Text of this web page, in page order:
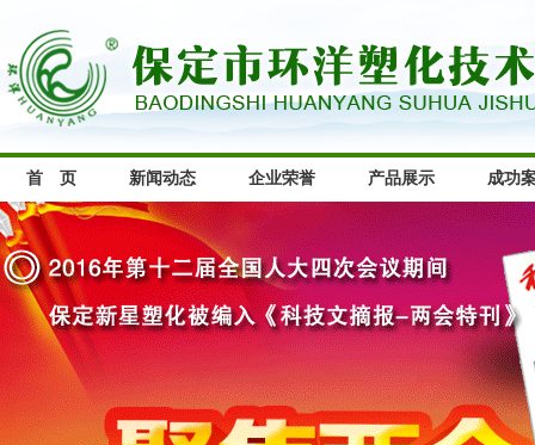
首 页 新闻动态 企业荣誉 产品展示 成功